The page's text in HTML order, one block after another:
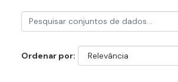
Ordenar por